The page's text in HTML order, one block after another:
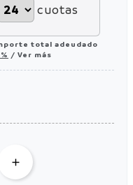
cuotas
total adeudado
/ Ver más